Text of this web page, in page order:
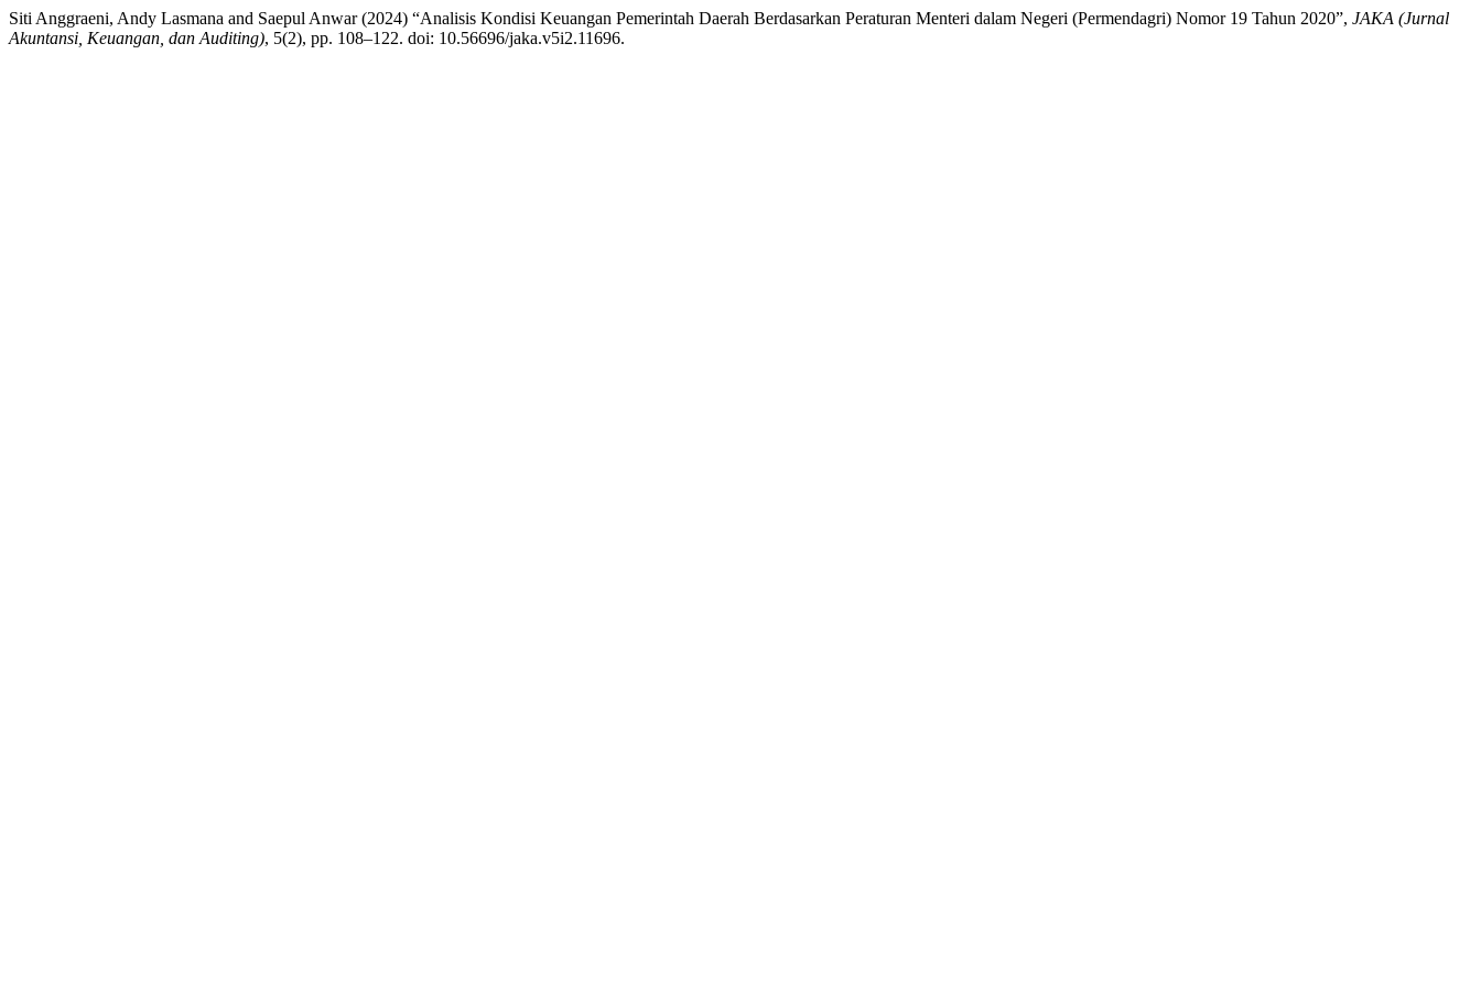
Siti Anggraeni, Andy Lasmana and Saepul Anwar (2024) “Analisis Kondisi Keuangan Pemerintah Daerah Berdasarkan Peraturan Menteri dalam Negeri (Permendagri) Nomor 19 Tahun 2020”, JAKA (Jurnal
Akuntansi, Keuangan, dan Auditing), 5(2), pp. 108–122. doi: 10.56696/jaka.v5i2.11696.